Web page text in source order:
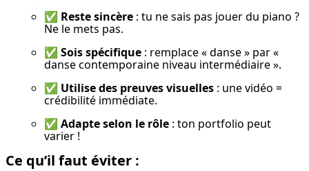
✅ Reste sincère : tu ne sais pas jouer du piano ?
Ne le mets pas.
✅ Sois spécifique : remplace « danse » par «
danse contemporaine niveau intermédiaire ».
✅ Utilise des preuves visuelles : une vidéo =
crédibilité immédiate.
✅ Adapte selon le rôle : ton portfolio peut
varier !
Ce qu’il faut éviter :